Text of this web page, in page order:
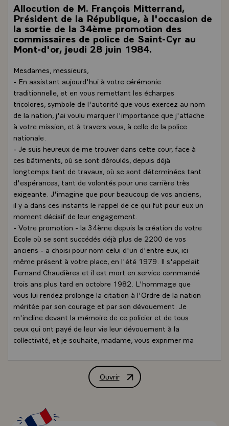
Allocution de M. François Mitterrand,
Président de la République, à l'occasion de
la sortie de la 34ème promotion des
commissaires de police de Saint-Cyr au
Mont-d'or, jeudi 28 juin 1984.
Mesdames, messieurs,
- En assistant aujourd'hui à votre cérémonie
traditionnelle, et en vous remettant les écharpes
tricolores, symbole de l'autorité que vous exercez au nom
de la nation, j'ai voulu marquer l'importance que j'attache
à votre mission, et à travers vous, à celle de la police
nationale.
- Je suis heureux de me trouver dans cette cour, face à
ces bâtiments, où se sont déroulés, depuis déjà
longtemps tant de travaux, où se sont déterminées tant
d'espérances, tant de volontés pour une carrière très
exigeante. J'imagine que pour beaucoup de vos anciens,
il y a dans ces instants le rappel de ce qui fut pour eux un
moment décisif de leur engagement.
- Votre promotion - la 34ème depuis la création de votre
Ecole où se sont succédés déjà plus de 2200 de vos
anciens - a choisi pour nom celui d'un d'entre eux, ici
même présent à votre place, en l'été 1979. Il s'appelait
Fernand Chaudières et il est mort en service commandé
trois ans plus tard en octobre 1982. L'hommage que
vous lui rendez prolonge la citation à l'Ordre de la nation
méritée par son courage et par son dévouement. Je
m'incline devant la mémoire de ce policier et de tous
ceux qui ont payé de leur vie leur dévouement à la
collectivité, et je souhaite, madame, vous exprimer ma
ces événements terribles que l'actualité oublie trop vite.
Tout à l'heure en remettant quelques décorations, dans
mérite, je pensais précisément à ces moments où l'on
peut s'arrêter pour considérer son passé, son avenir, fier
Ouvrir
Allocution de M. François Mitterrand,